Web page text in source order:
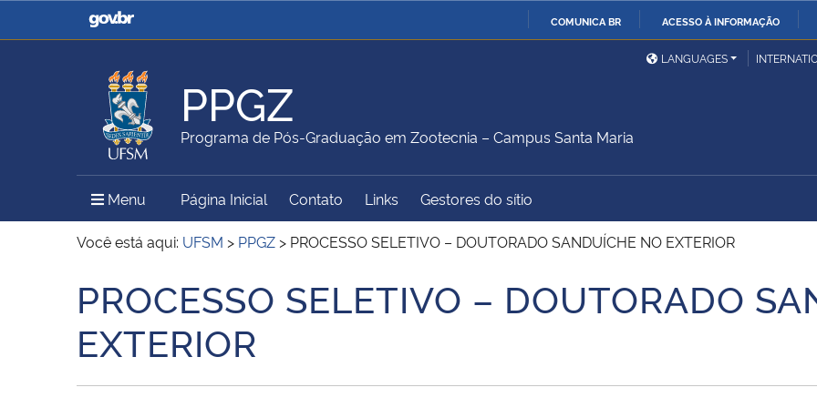
COMUNICA BR ACESSO À INFORMAÇÃO
Casa Civil
Ministério da Justiça e
Ministério da Defesa
Ministério das Relações
Exteriores
Ministério da Agricultura,
Pecuária e Abastecimento
Ministério da Educação
Ministério do Meio Ambiente Ministério do Turismo
Ministério do
Desenvolvimento Regional
União
Secretaria de Governo
Gabinete de Segurança
Advocacia-Geral da União Banco Central do Brasil
LANGUAGES
PPGZ
Programa de Pós-Graduação em Zootecnia – Campus Santa Maria
Menu Menu Principal do Sítio
Página Inicial Contato Links Gestores do sítio
Você está aqui: UFSM > PPGZ > PROCESSO SELETIVO – DOUTORADO SANDUÍCHE NO EXTERIOR
Início do conteúdo
PROCESSO SELETIVO – DOUTORADO
EXTERIOR